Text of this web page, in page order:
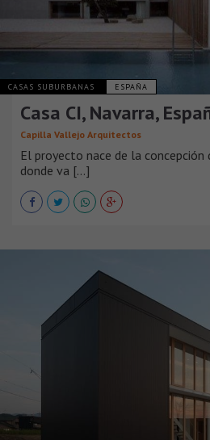
CASAS SUBURBANAS ESPAÑA
Casa CI, Navarra,
Capilla Vallejo Arquitectos
El proyecto nace de la concepción
donde va [...]